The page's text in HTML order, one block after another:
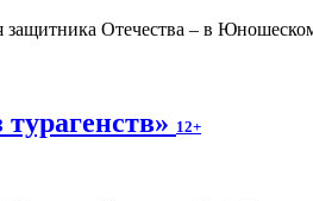
Отечества – в
12+